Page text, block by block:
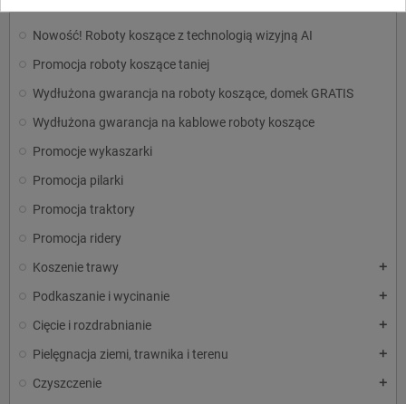
Nowość! Roboty koszące z technologią wizyjną AI
Promocja roboty koszące taniej
Wydłużona gwarancja na roboty koszące, domek GRATIS
Wydłużona gwarancja na kablowe roboty koszące
Promocje wykaszarki
Promocja pilarki
Promocja traktory
Promocja ridery
Koszenie trawy
add
Podkaszanie i wycinanie add
Cięcie i rozdrabnianie add
Pielęgnacja ziemi, trawnika i terenu add
Czyszczenie add